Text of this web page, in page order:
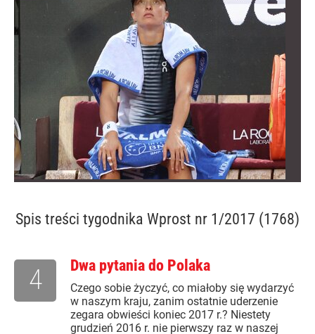
Spis treści tygodnika Wprost nr 1/2017 (1768)
Dwa pytania do Polaka
Czego sobie życzyć, co miałoby się wydarzyć
w naszym kraju, zanim ostatnie uderzenie
zegara obwieści koniec 2017 r.? Niestety
grudzień 2016 r. nie pierwszy raz w naszej
4